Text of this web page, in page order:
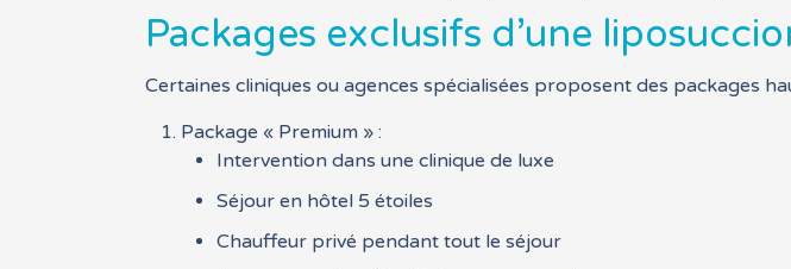
Packages exclusifs d’une
Certaines cliniques ou agences spécialisées proposent des packages
Package « Premium » :
Intervention dans une clinique de luxe
Séjour en hôtel 5 étoiles
Chauffeur privé pendant tout le séjour